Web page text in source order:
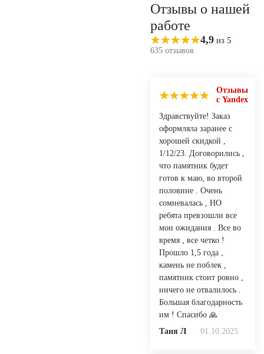
Отзывы о нашей
работе
4,9 из 5
635 отзывов
Отзывы
с Yandex
Здравствуйте! Заказ
оформляла заранее с
хорошей скидкой ,
1/12/23. Договорились ,
что памятник будет
готов к маю, во второй
половине . Очень
сомневалась , НО
ребята превзошли все
мои ожидания . Все во
время , все четко !
Прошло 1,5 года ,
камень не поблек ,
памятник стоит ровно ,
ничего не отвалилось .
Большая благодарность
им ! Спасибо 🙏
Таня Л
01.10.2025